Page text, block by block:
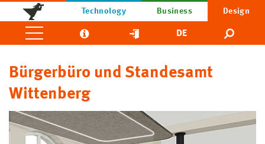
Technology Business Design
DE
Bürgerbüro und Standesamt
Wittenberg